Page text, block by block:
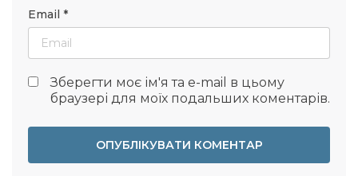
Email *
Зберегти моє ім'я та e-mail в цьому
браузері для моїх подальших коментарів.